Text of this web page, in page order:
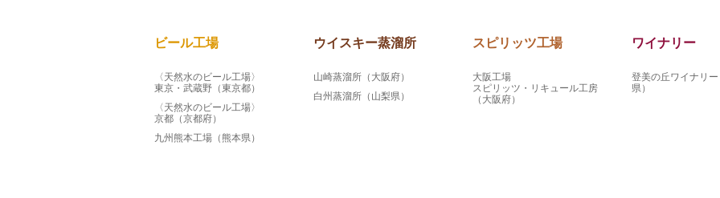
ビール工場
〈天然水のビール工場〉
東京・武蔵野（東京都）
〈天然水のビール工場〉
京都（京都府）
九州熊本工場（熊本県）
ウイスキー蒸溜所
山崎蒸溜所（大阪府）
白州蒸溜所（山梨県）
スピリッツ工場
大阪工場
スピリッツ・リキュール工房
（大阪府）
ワイナリー
登美の丘ワイナリ
県）